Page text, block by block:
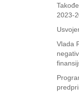
2023-
Vlada